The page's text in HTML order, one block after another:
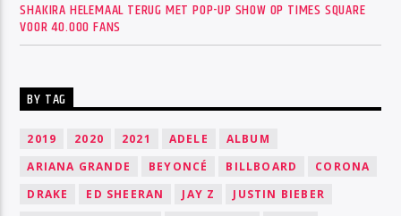
SHAKIRA HELEMAAL TERUG MET POP-UP SHOW OP TIMES SQUARE
VOOR 40.000 FANS
BY TAG
2019 2020 2021 ADELE
ALBUM
ARIANA GRANDE
BEYONCÉ BILLBOARD
CORONA
DRAKE
ED SHEERAN JAY Z
JUSTIN BIEBER